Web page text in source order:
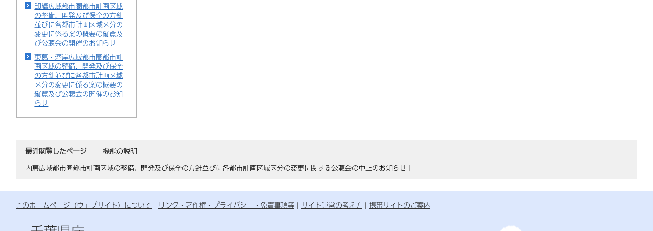
印旛広域都市圏都市計画区域
の整備、開発及び保全の方針
並びに各都市計画区域区分の
変更に係る案の概要の縦覧及
び公聴会の開催のお知らせ
東葛・湾岸広域都市圏都市計
画区域の整備、開発及び保全
の方針並びに各都市計画区域
区分の変更に係る案の概要の
縦覧及び公聴会の開催のお知
らせ
最近閲覧したページ
機能の説明
内房広域都市圏都市計画区域の整備、開発及び保全の方針並びに各都市計画区域区分の変更に関する公聴会の中止のお知らせ ｜
このホームページ（ウェブサイト）について リンク・著作権・プライバシー・免責事項等 サイト運営の考え方 携帯サイトのご案内